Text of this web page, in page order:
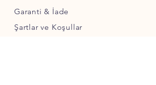
Garanti & İade
Şartlar ve Koşullar